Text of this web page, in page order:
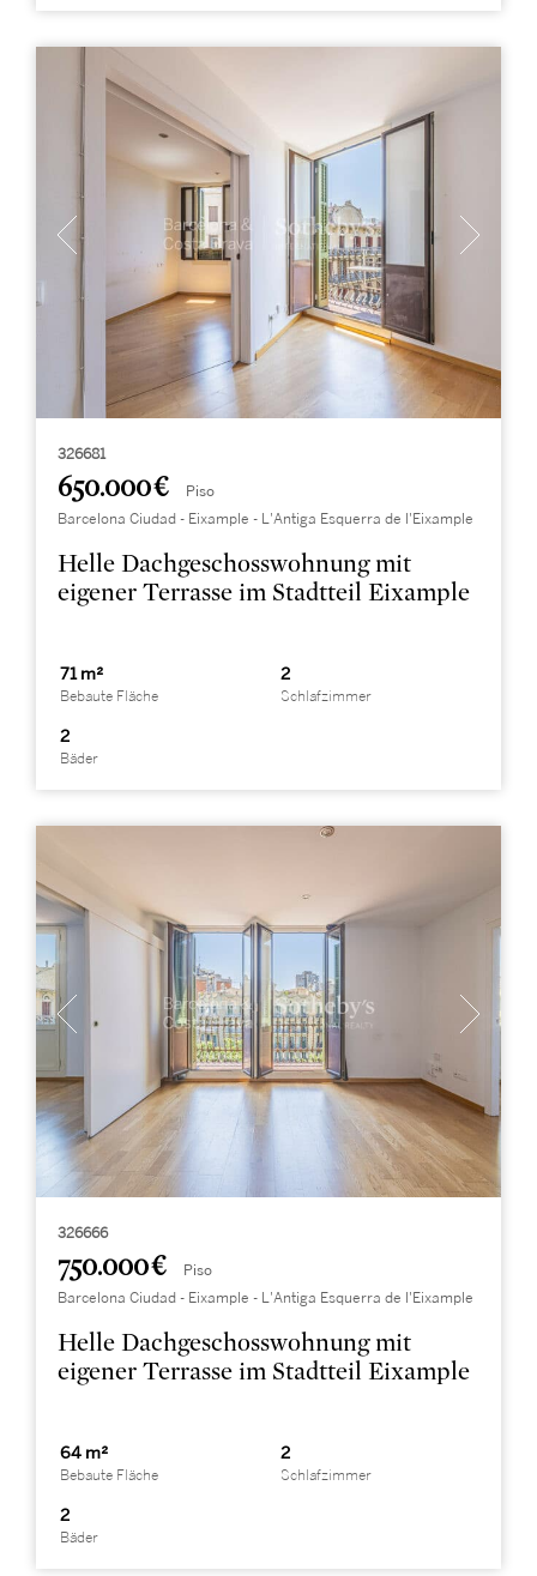
326681
650.000 € Piso
Barcelona Ciudad - Eixample - L'Antiga Esquerra de l'Eixample
Helle Dachgeschosswohnung mit
eigener Terrasse im Stadtteil Eixample
71 m²
Bebaute Fläche
2
Schlafzimmer
2
Bäder
326666
750.000 € Piso
Barcelona Ciudad - Eixample - L'Antiga Esquerra de l'Eixample
Helle Dachgeschosswohnung mit
eigener Terrasse im Stadtteil Eixample
64 m²
Bebaute Fläche
2
Schlafzimmer
2
Bäder